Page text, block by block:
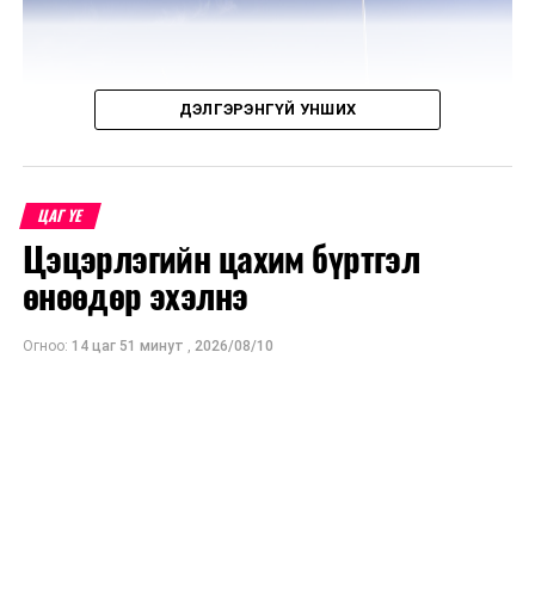
ДЭЛГЭРЭНГҮЙ УНШИХ
ЦАГ ҮЕ
Цэцэрлэгийн цахим бүртгэл
өнөөдөр эхэлнэ
Огноо: 14 цаг 51 минут , 2026/08/10